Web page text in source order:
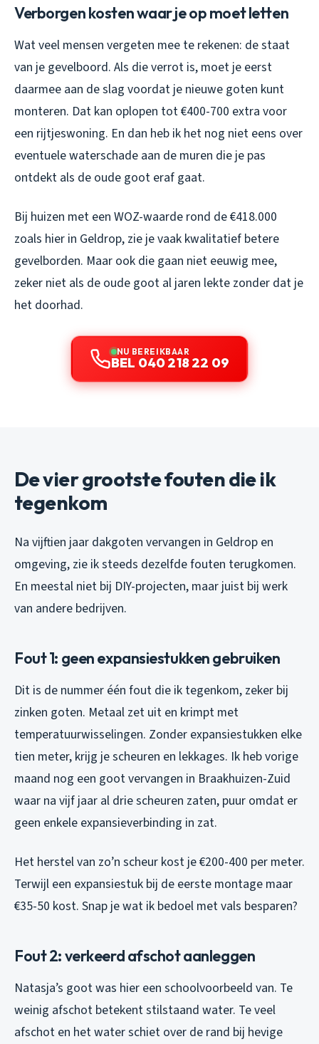
Verborgen kosten waar je op moet letten
Wat veel mensen vergeten mee te rekenen: de staat
van je gevelboord. Als die verrot is, moet je eerst
daarmee aan de slag voordat je nieuwe goten kunt
monteren. Dat kan oplopen tot €400-700 extra voor
een rijtjeswoning. En dan heb ik het nog niet eens over
eventuele waterschade aan de muren die je pas
ontdekt als de oude goot eraf gaat.
Bij huizen met een WOZ-waarde rond de €418.000
zoals hier in Geldrop, zie je vaak kwalitatief betere
gevelborden. Maar ook die gaan niet eeuwig mee,
zeker niet als de oude goot al jaren lekte zonder dat je
het doorhad.
NU BEREIKBAAR
BEL 040 218 22 09
De vier grootste fouten die ik
tegenkom
Na vijftien jaar dakgoten vervangen in Geldrop en
omgeving, zie ik steeds dezelfde fouten terugkomen.
En meestal niet bij DIY-projecten, maar juist bij werk
van andere bedrijven.
Fout 1: geen expansiestukken gebruiken
Dit is de nummer één fout die ik tegenkom, zeker bij
zinken goten. Metaal zet uit en krimpt met
temperatuurwisselingen. Zonder expansiestukken elke
tien meter, krijg je scheuren en lekkages. Ik heb vorige
maand nog een goot vervangen in Braakhuizen-Zuid
waar na vijf jaar al drie scheuren zaten, puur omdat er
geen enkele expansieverbinding in zat.
Het herstel van zo’n scheur kost je €200-400 per meter.
Terwijl een expansiestuk bij de eerste montage maar
€35-50 kost. Snap je wat ik bedoel met vals besparen?
Fout 2: verkeerd afschot aanleggen
Natasja’s goot was hier een schoolvoorbeeld van. Te
weinig afschot betekent stilstaand water. Te veel
afschot en het water schiet over de rand bij hevige